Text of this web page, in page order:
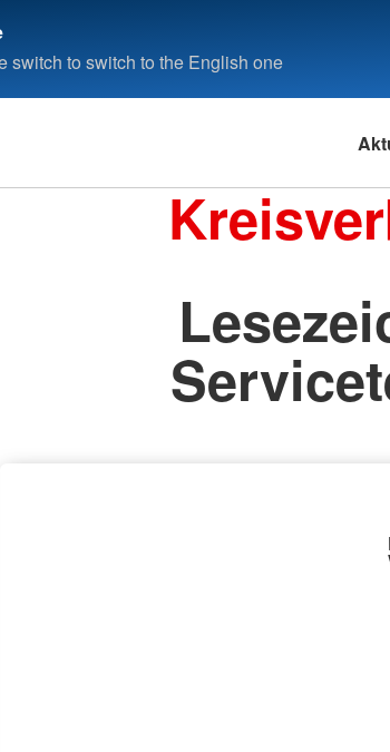
switch to switch to the English one